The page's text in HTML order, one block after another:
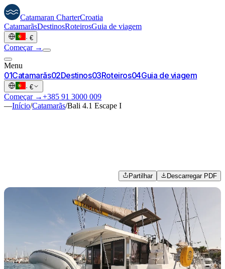
Catamaran CharterCroatia
CatamarãsDestinosRoteirosGuia de viagem
· €
Começar →
Menu
01Catamarãs02Destinos03Roteiros04Guia de viagem
· €
Começar →+385 91 3000 009
—Início/Catamarãs/Bali 4.1 Escape I
Partilhar Descarregar PDF